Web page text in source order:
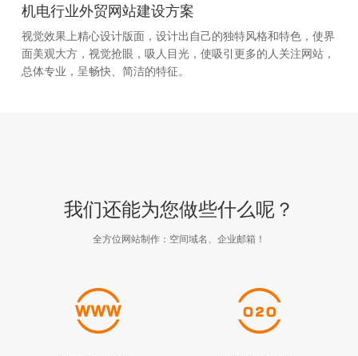
机电行业外贸网站建设方案
视觉效果上精心设计版面，设计出自己的独特风格和特色，使界
面美观大方，视觉抢眼，吸人目光，使吸引更多的人关注网站，
总体专业，呈畅快、简洁的特征。
我们还能为您做些什么呢？
全方位网站制作：空间域名、企业邮箱！